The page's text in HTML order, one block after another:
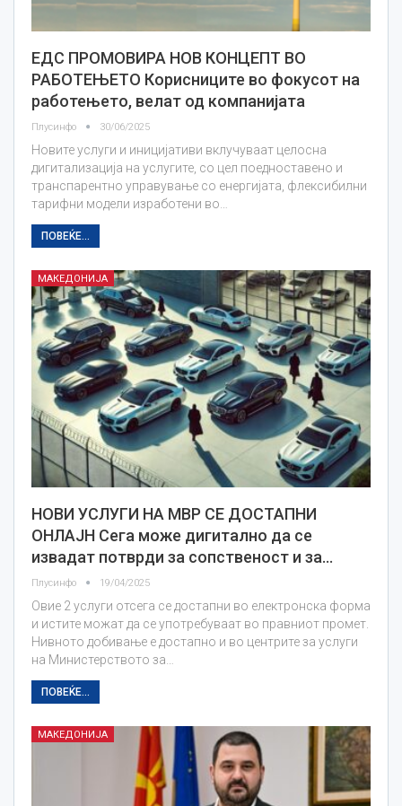
ЕДС ПРОМОВИРА НОВ КОНЦЕПТ ВО
РАБОТЕЊЕТО Корисниците во фокусот на
работењето, велат од компанијата
Плусинфо 30/06/2025
Новите услуги и иницијативи вклучуваат целосна
дигитализација на услугите, со цел поедноставено и
транспарентно управување со енергијата, флексибилни
тарифни модели изработени во…
ПОВЕЌЕ...
МАКЕДОНИЈА
НОВИ УСЛУГИ НА МВР СЕ ДОСТАПНИ
ОНЛАЈН Сега може дигитално да се
извадат потврди за сопственост и за…
Плусинфо 19/04/2025
Овие 2 услуги отсега се достапни во електронска форма
и истите можат да се употребуваат во правниот промет.
Нивното добивање е достапно и во центрите за услуги
на Министерството за…
ПОВЕЌЕ...
МАКЕДОНИЈА